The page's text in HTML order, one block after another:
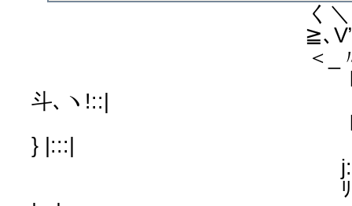
く＼ ム -
≧､V”::/´::::::/
＜_〃::/:/::／i:::
l:|:::|/ﾚ＞
斗､ヽ!::|
l:|:::l {
} |:::|
j:|:::l ¨ ＿
ﾘ::::| u /